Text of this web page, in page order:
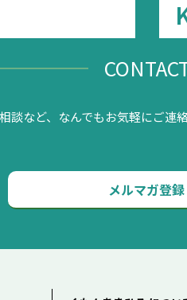
談など、なんでもお気軽にご連
メルマガ登録